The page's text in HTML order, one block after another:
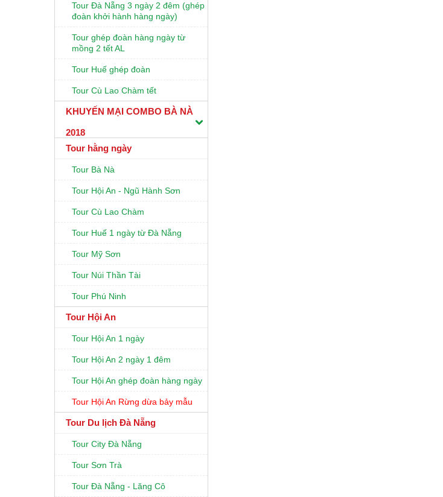
Tour Đà Nẵng 3 ngày 2 đêm (ghép
đoàn khởi hành hàng ngày)
Tour ghép đoàn hàng ngày từ
mồng 2 tết AL
Tour Huế ghép đoàn
Tour Cù Lao Chàm tết
KHUYẾN MẠI COMBO BÀ NÀ
2018
Tour hằng ngày
Tour Bà Nà
Tour Hội An - Ngũ Hành Sơn
Tour Cù Lao Chàm
Tour Huế 1 ngày từ Đà Nẵng
Tour Mỹ Sơn
Tour Núi Thần Tài
Tour Phú Ninh
Tour Hội An
Tour Hội An 1 ngày
Tour Hội An 2 ngày 1 đêm
Tour Hội An ghép đoàn hàng ngày
Tour Hội An Rừng dừa bảy mẫu
Tour Du lịch Đà Nẵng
Tour City Đà Nẵng
Tour Sơn Trà
Tour Đà Nẵng - Lăng Cô